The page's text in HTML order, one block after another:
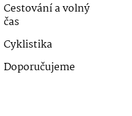
Cestování a volný
čas
Cyklistika
Doporučujeme